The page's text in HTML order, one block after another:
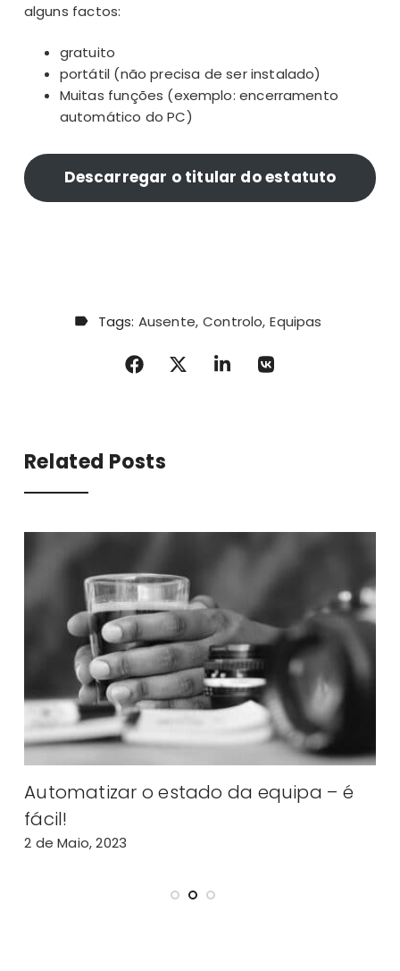
alguns factos:
gratuito
portátil (não precisa de ser instalado)
Muitas funções (exemplo:encerramento
automático do PC)
Descarregar o titular do estatuto
Tags: Ausente Controlo Equipas
Related Posts
Automatizar o estado da equipa – é
fácil!
2 de Maio, 2023